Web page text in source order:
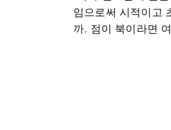
임으로써 시적이고
까. 점이 북이라면